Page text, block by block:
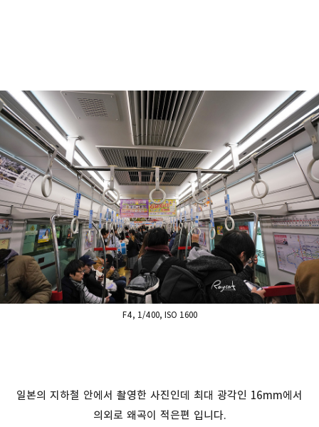
F4, 1/400, ISO 1600
일본의 지하철 안에서 촬영한 사진인데 최대 광각인 16mm에서
의외로 왜곡이 적은편 입니다.